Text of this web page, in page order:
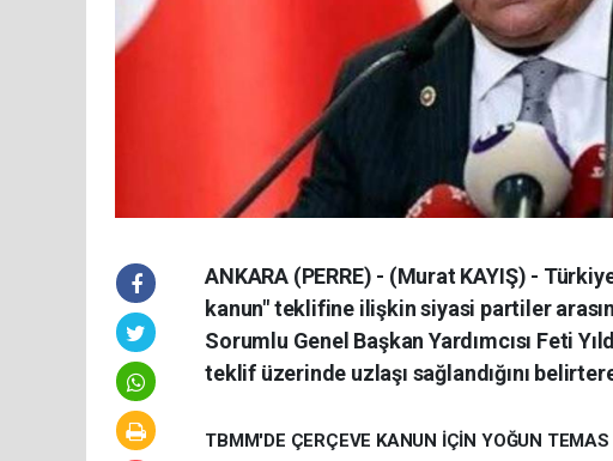
ANKARA (PERRE) - (Murat KAYIŞ) -
kanun" teklifine ilişkin siyasi partiler
Sorumlu Genel Başkan Yardımcısı Feti
teklif üzerinde uzlaşı sağlandığını
TBMM'DE ÇERÇEVE KANUN İÇİN YOĞUN TEMAS